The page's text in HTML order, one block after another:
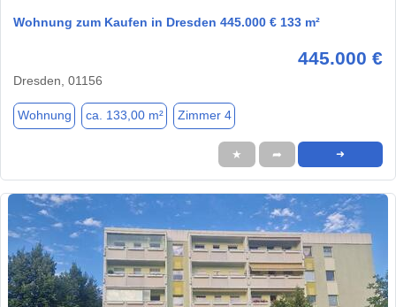
Wohnung zum Kaufen in Dresden 445.000 € 133 m²
445.000 €
Dresden, 01156
Wohnung ca. 133,00 m² Zimmer 4
★ ➦ ➜